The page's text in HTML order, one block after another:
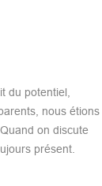
du potentiel,
nous étions
on discute
présent.